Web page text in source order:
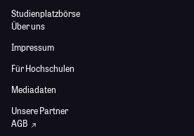
Studienplatzbörse
Über uns
Impressum
Für Hochschulen
Mediadaten
Unsere Partner
AGB